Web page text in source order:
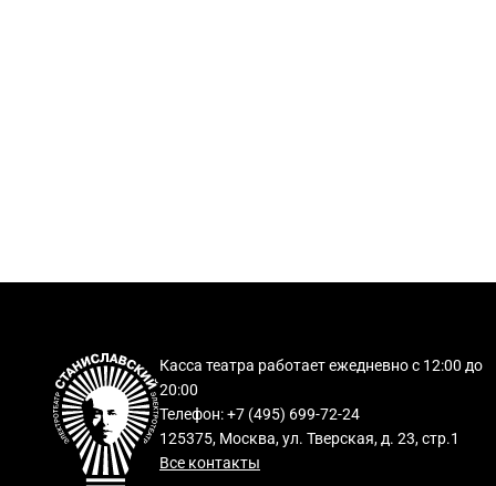
Касса театра работает ежедневно с 12:00 до
20:00
Телефон: +7 (495) 699-72-24
125375, Москва, ул. Тверская, д. 23, стр.1
Все контакты